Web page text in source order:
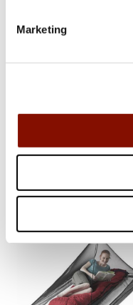
Marketing
649 kr